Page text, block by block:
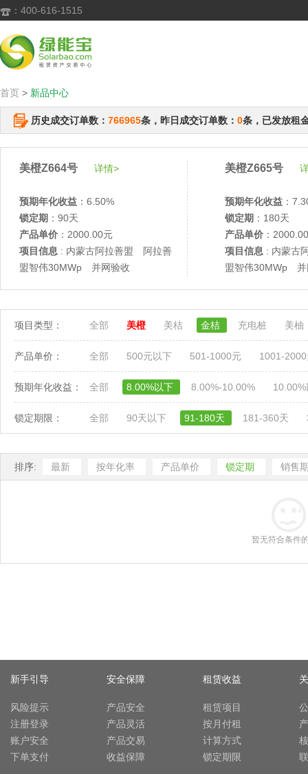
 ：400-616-1515
首页 > 新品中心
历史成交订单数： 766965条，昨日成交订单数： 0条，已发放租
美橙Z664号 详情>
预期年化收益 ：6.50%
锁定期 ：90天
产品单价 ：2000.00元
项目信息 : 内蒙古阿拉善盟 阿拉善
盟智伟30MWp 并网验收
美橙Z665号
预期年化收益 ：
锁定期 ：180天
产品单价 ：
项目信息 : 内蒙古
盟智伟30MWp 并
项目类型： 全部 美橙 美桔 金桔 充电桩 美柚
产品单价： 全部 500元以下 501-1000元 1001-
预期年化收益： 全部 8.00%以下 8.00%-10.00%
锁定期限： 全部 90天以下 91-180天 181-360天
排序: 最新 按年化率 产品单价 锁定期 销售
暂无符合条件
新手引导
风险提示
注册登录
账户安全
下单支付
安全保障
产品安全
产品灵活
产品交易
收益保障
租赁收益
租赁项目
按月付租
计算方式
锁定期限